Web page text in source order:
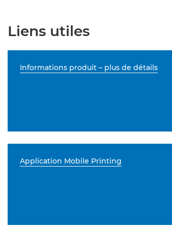
Liens utiles
Informations produit – plus de détails
Application Mobile Printing